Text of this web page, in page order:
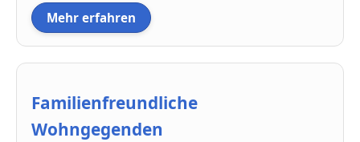
Mehr erfahren
Familienfreundliche
Wohngegenden